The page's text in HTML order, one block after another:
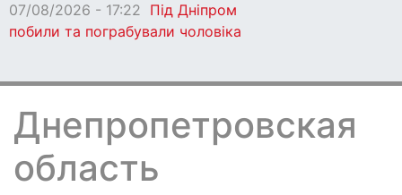
Під Дніпром
чоловіка
Днепропетровская
область